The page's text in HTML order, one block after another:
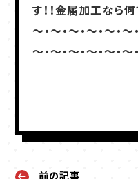
す！！金属加工なら
～・～・～・～・～・～
～・～・～・～・～・～
前の記事